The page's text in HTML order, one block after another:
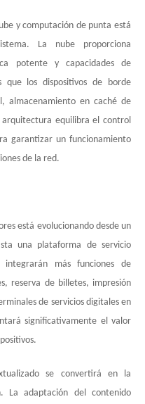
y computación de punta está
La nube proporciona
potente y capacidades de
que los dispositivos de borde
almacenamiento en caché de
arquitectura equilibra el control
garantizar un funcionamiento
de la red.
está evolucionando desde un
una plataforma de servicio
más funciones de
reserva de billetes, impresión
de servicios digitales en
significativamente el valor
se convertirá en la
La adaptación del contenido